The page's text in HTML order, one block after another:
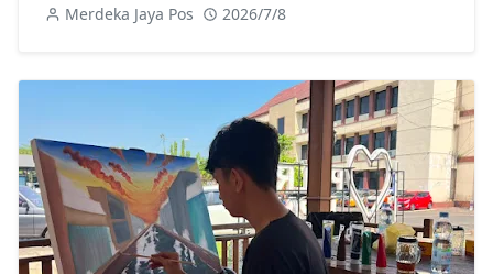
Merdeka Jaya Pos 2026/7/8